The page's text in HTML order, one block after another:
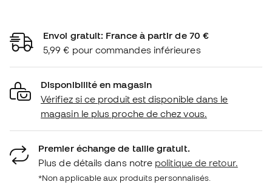
Envoi gratuit: France à partir de 70 €
5,99 € pour commandes inférieures
Disponibilité en magasin
Vérifiez si ce produit est disponible dans le
magasin le plus proche de chez vous.
Premier échange de taille gratuit.
Plus de détails dans notre politique de retour.
*Non applicable aux produits personnalisés.